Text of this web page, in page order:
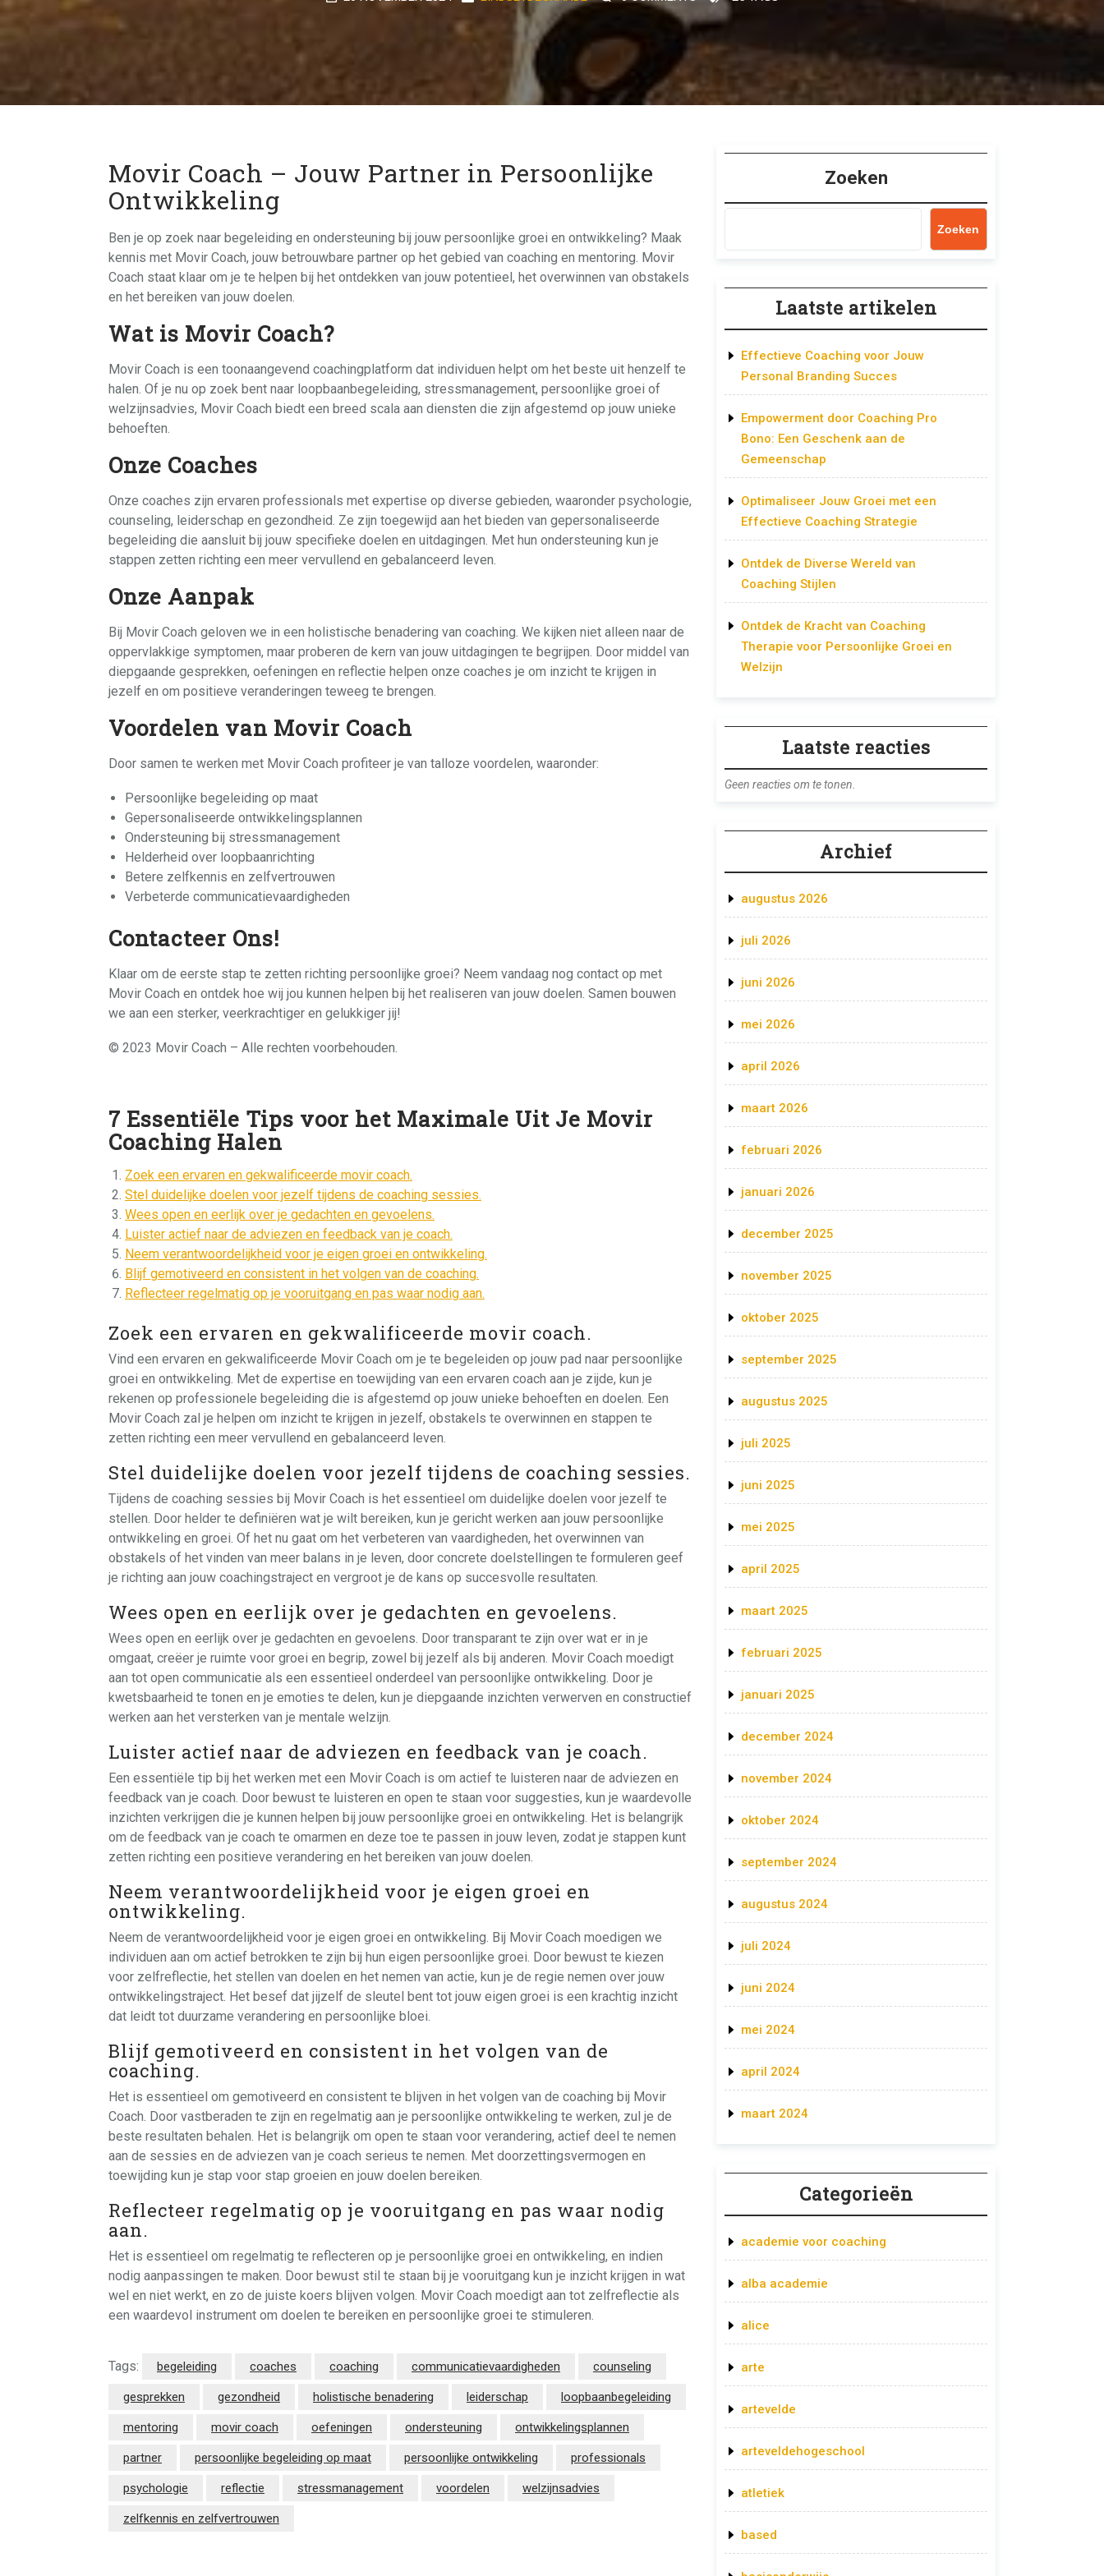
Movir Coach – Jouw Partner in Persoonlijke
Ontwikkeling
Ben je op zoek naar begeleiding en ondersteuning bij jouw persoonlijke groei en ontwikkeling? Maak
kennis met Movir Coach, jouw betrouwbare partner op het gebied van coaching en mentoring. Movir
Coach staat klaar om je te helpen bij het ontdekken van jouw potentieel, het overwinnen van obstakels
en het bereiken van jouw doelen.
Wat is Movir Coach?
Movir Coach is een toonaangevend coachingplatform dat individuen helpt om het beste uit henzelf te
halen. Of je nu op zoek bent naar loopbaanbegeleiding, stressmanagement, persoonlijke groei of
welzijnsadvies, Movir Coach biedt een breed scala aan diensten die zijn afgestemd op jouw unieke
behoeften.
Onze Coaches
Onze coaches zijn ervaren professionals met expertise op diverse gebieden, waaronder psychologie,
counseling, leiderschap en gezondheid. Ze zijn toegewijd aan het bieden van gepersonaliseerde
begeleiding die aansluit bij jouw specifieke doelen en uitdagingen. Met hun ondersteuning kun je
stappen zetten richting een meer vervullend en gebalanceerd leven.
Onze Aanpak
Bij Movir Coach geloven we in een holistische benadering van coaching. We kijken niet alleen naar de
oppervlakkige symptomen, maar proberen de kern van jouw uitdagingen te begrijpen. Door middel van
diepgaande gesprekken, oefeningen en reflectie helpen onze coaches je om inzicht te krijgen in
jezelf en om positieve veranderingen teweeg te brengen.
Voordelen van Movir Coach
Door samen te werken met Movir Coach profiteer je van talloze voordelen, waaronder:
Persoonlijke begeleiding op maat
Gepersonaliseerde ontwikkelingsplannen
Ondersteuning bij stressmanagement
Helderheid over loopbaanrichting
Betere zelfkennis en zelfvertrouwen
Verbeterde communicatievaardigheden
Contacteer Ons!
Klaar om de eerste stap te zetten richting persoonlijke groei? Neem vandaag nog contact op met
Movir Coach en ontdek hoe wij jou kunnen helpen bij het realiseren van jouw doelen. Samen bouwen
we aan een sterker, veerkrachtiger en gelukkiger jij!
© 2023 Movir Coach – Alle rechten voorbehouden.
7 Essentiële Tips voor het Maximale Uit Je Movir
Coaching Halen
Zoek een ervaren en gekwalificeerde movir coach.
Stel duidelijke doelen voor jezelf tijdens de coaching sessies.
Wees open en eerlijk over je gedachten en gevoelens.
Luister actief naar de adviezen en feedback van je coach.
Neem verantwoordelijkheid voor je eigen groei en ontwikkeling.
Blijf gemotiveerd en consistent in het volgen van de coaching.
Reflecteer regelmatig op je vooruitgang en pas waar nodig aan.
Zoek een ervaren en gekwalificeerde movir coach.
Vind een ervaren en gekwalificeerde Movir Coach om je te begeleiden op jouw pad naar persoonlijke
groei en ontwikkeling. Met de expertise en toewijding van een ervaren coach aan je zijde, kun je
rekenen op professionele begeleiding die is afgestemd op jouw unieke behoeften en doelen. Een
Movir Coach zal je helpen om inzicht te krijgen in jezelf, obstakels te overwinnen en stappen te
zetten richting een meer vervullend en gebalanceerd leven.
Stel duidelijke doelen voor jezelf tijdens de coaching sessies.
Tijdens de coaching sessies bij Movir Coach is het essentieel om duidelijke doelen voor jezelf te
stellen. Door helder te definiëren wat je wilt bereiken, kun je gericht werken aan jouw persoonlijke
ontwikkeling en groei. Of het nu gaat om het verbeteren van vaardigheden, het overwinnen van
obstakels of het vinden van meer balans in je leven, door concrete doelstellingen te formuleren geef
je richting aan jouw coachingstraject en vergroot je de kans op succesvolle resultaten.
Wees open en eerlijk over je gedachten en gevoelens.
Wees open en eerlijk over je gedachten en gevoelens. Door transparant te zijn over wat er in je
omgaat, creëer je ruimte voor groei en begrip, zowel bij jezelf als bij anderen. Movir Coach moedigt
aan tot open communicatie als een essentieel onderdeel van persoonlijke ontwikkeling. Door je
kwetsbaarheid te tonen en je emoties te delen, kun je diepgaande inzichten verwerven en constructief
werken aan het versterken van je mentale welzijn.
Luister actief naar de adviezen en feedback van je coach.
Een essentiële tip bij het werken met een Movir Coach is om actief te luisteren naar de adviezen en
feedback van je coach. Door bewust te luisteren en open te staan voor suggesties, kun je waardevolle
inzichten verkrijgen die je kunnen helpen bij jouw persoonlijke groei en ontwikkeling. Het is belangrijk
om de feedback van je coach te omarmen en deze toe te passen in jouw leven, zodat je stappen kunt
zetten richting een positieve verandering en het bereiken van jouw doelen.
Neem verantwoordelijkheid voor je eigen groei en
ontwikkeling.
Neem de verantwoordelijkheid voor je eigen groei en ontwikkeling. Bij Movir Coach moedigen we
individuen aan om actief betrokken te zijn bij hun eigen persoonlijke groei. Door bewust te kiezen
voor zelfreflectie, het stellen van doelen en het nemen van actie, kun je de regie nemen over jouw
ontwikkelingstraject. Het besef dat jijzelf de sleutel bent tot jouw eigen groei is een krachtig inzicht
dat leidt tot duurzame verandering en persoonlijke bloei.
Blijf gemotiveerd en consistent in het volgen van de
coaching.
Het is essentieel om gemotiveerd en consistent te blijven in het volgen van de coaching bij Movir
Coach. Door vastberaden te zijn en regelmatig aan je persoonlijke ontwikkeling te werken, zul je de
beste resultaten behalen. Het is belangrijk om open te staan voor verandering, actief deel te nemen
aan de sessies en de adviezen van je coach serieus te nemen. Met doorzettingsvermogen en
toewijding kun je stap voor stap groeien en jouw doelen bereiken.
Reflecteer regelmatig op je vooruitgang en pas waar nodig
aan.
Het is essentieel om regelmatig te reflecteren op je persoonlijke groei en ontwikkeling, en indien
nodig aanpassingen te maken. Door bewust stil te staan bij je vooruitgang kun je inzicht krijgen in wat
wel en niet werkt, en zo de juiste koers blijven volgen. Movir Coach moedigt aan tot zelfreflectie als
een waardevol instrument om doelen te bereiken en persoonlijke groei te stimuleren.
Tags: begeleiding coaches coaching communicatievaardigheden counseling
gesprekken gezondheid holistische benadering leiderschap loopbaanbegeleiding
mentoring movir coach oefeningen ondersteuning ontwikkelingsplannen
partner persoonlijke begeleiding op maat persoonlijke ontwikkeling professionals
psychologie reflectie stressmanagement voordelen welzijnsadvies
zelfkennis en zelfvertrouwen
Zoeken
Zoeken
Laatste artikelen
Effectieve Coaching voor Jouw
Personal Branding Succes
Empowerment door Coaching Pro
Bono: Een Geschenk aan de
Gemeenschap
Optimaliseer Jouw Groei met een
Effectieve Coaching Strategie
Ontdek de Diverse Wereld van
Coaching Stijlen
Ontdek de Kracht van Coaching
Therapie voor Persoonlijke Groei en
Welzijn
Laatste reacties
Geen reacties om te tonen.
Archief
augustus 2026
juli 2026
juni 2026
mei 2026
april 2026
maart 2026
februari 2026
januari 2026
december 2025
november 2025
oktober 2025
september 2025
augustus 2025
juli 2025
juni 2025
mei 2025
april 2025
maart 2025
februari 2025
januari 2025
december 2024
november 2024
oktober 2024
september 2024
augustus 2024
juli 2024
juni 2024
mei 2024
april 2024
maart 2024
Categorieën
academie voor coaching
alba academie
alice
arte
artevelde
arteveldehogeschool
atletiek
based